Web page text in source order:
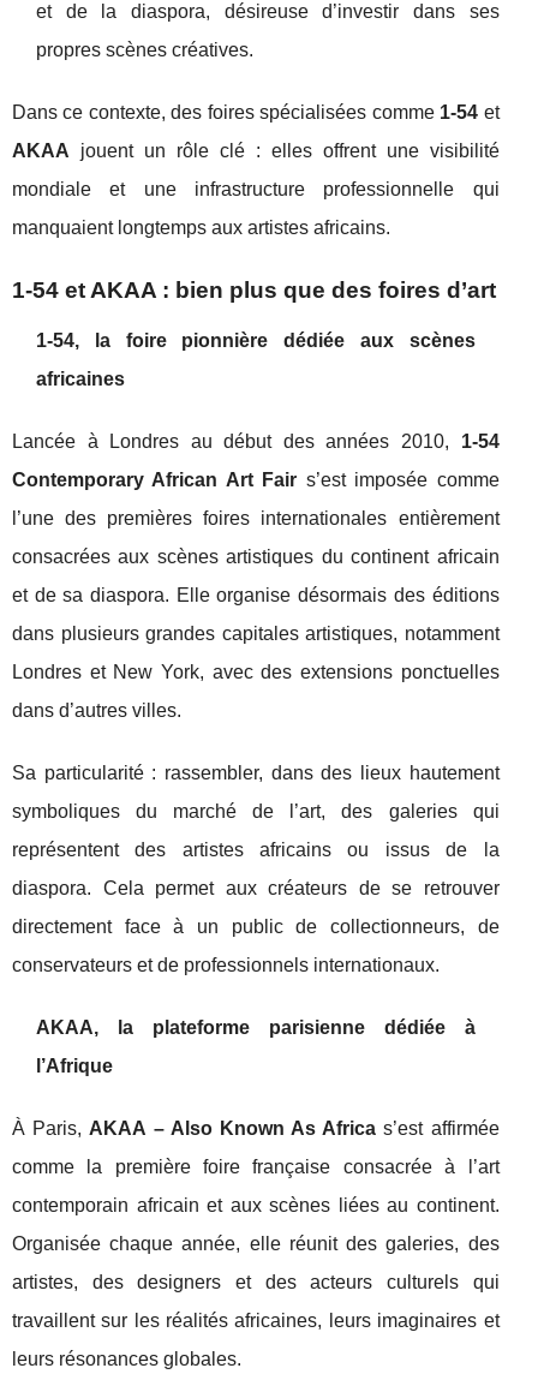
et de la diaspora, désireuse d’investir dans ses
propres scènes créatives.
Dans ce contexte, des foires spécialisées comme 1-54 et
AKAA jouent un rôle clé : elles offrent une visibilité
mondiale et une infrastructure professionnelle qui
manquaient longtemps aux artistes africains.
1-54 et AKAA : bien plus que des foires d’art
1-54, la foire pionnière dédiée aux scènes
africaines
Lancée à Londres au début des années 2010, 1-54
Contemporary African Art Fair s’est imposée comme
l’une des premières foires internationales entièrement
consacrées aux scènes artistiques du continent africain
et de sa diaspora. Elle organise désormais des éditions
dans plusieurs grandes capitales artistiques, notamment
Londres et New York, avec des extensions ponctuelles
dans d’autres villes.
Sa particularité : rassembler, dans des lieux hautement
symboliques du marché de l’art, des galeries qui
représentent des artistes africains ou issus de la
diaspora. Cela permet aux créateurs de se retrouver
directement face à un public de collectionneurs, de
conservateurs et de professionnels internationaux.
AKAA, la plateforme parisienne dédiée à
l’Afrique
À Paris, AKAA – Also Known As Africa s’est affirmée
comme la première foire française consacrée à l’art
contemporain africain et aux scènes liées au continent.
Organisée chaque année, elle réunit des galeries, des
artistes, des designers et des acteurs culturels qui
travaillent sur les réalités africaines, leurs imaginaires et
leurs résonances globales.